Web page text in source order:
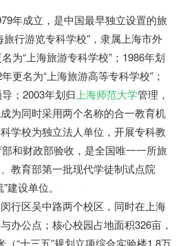
年成立，是中国最早独立设置的旅
行游览专科学校”，隶属上海市外
为“上海旅游专科学校”；1986年划
更名为“上海旅游高等专科学校”；
；2003年划归上海师范大学管理，
为同时采用两个名称的合一教育机
学校为独立法人单位，开展专科教
和财政部验收，是全国唯一一所旅
教育部第一批现代学徒制试点院
建设单位。
行区吴中路两个校区，同时在上海
办公点；核心校园占地面积326亩，